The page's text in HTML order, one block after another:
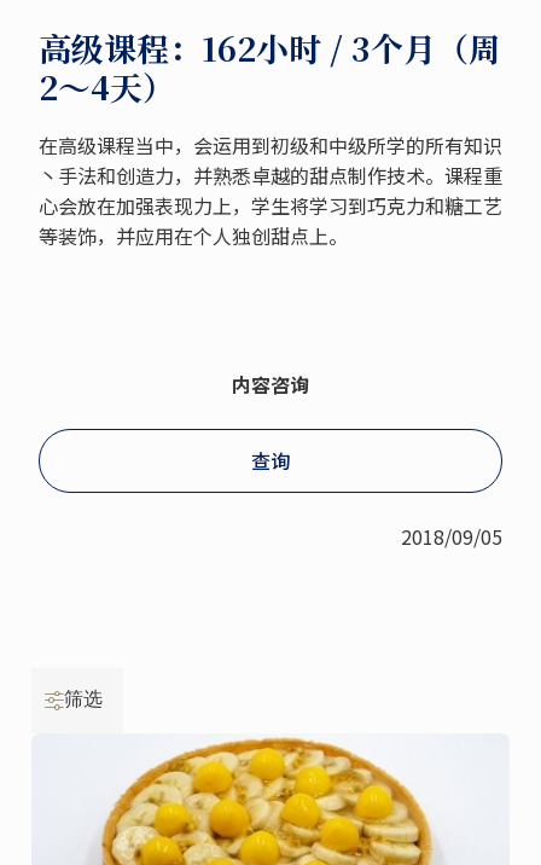
高级课程：162小时 / 3个月（周
2～4天）
在高级课程当中，会运用到初级和中级所学的所有知识
丶手法和创造力，并熟悉卓越的甜点制作技术。课程重
心会放在加强表现力上，学生将学习到巧克力和糖工艺
等装饰，并应用在个人独创甜点上。
内容咨询
查询
2018/09/05
筛选